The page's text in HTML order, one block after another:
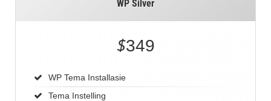
WP Silver
$349
WP Tema Installasie
Tema Instelling